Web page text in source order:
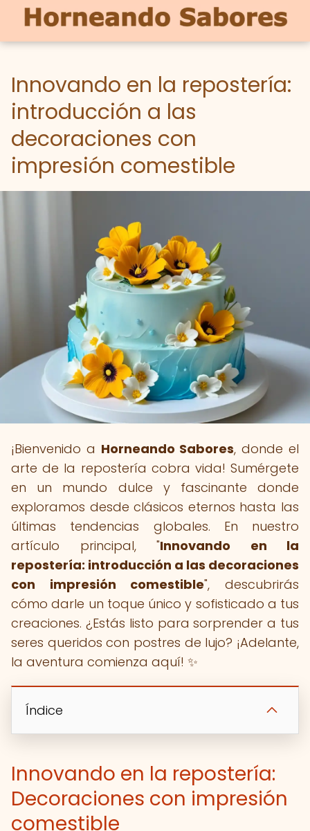
Innovando en la repostería:
introducción a las
decoraciones con
impresión comestible
¡Bienvenido a Horneando Sabores, donde el
arte de la repostería cobra vida! Sumérgete
en un mundo dulce y fascinante donde
exploramos desde clásicos eternos hasta las
últimas tendencias globales. En nuestro
artículo principal, "Innovando en la
repostería: introducción a las decoraciones
con impresión comestible", descubrirás
cómo darle un toque único y sofisticado a tus
creaciones. ¿Estás listo para sorprender a tus
seres queridos con postres de lujo? ¡Adelante,
la aventura comienza aquí! ✨
Índice
Innovando en la repostería:
Decoraciones con impresión
comestible